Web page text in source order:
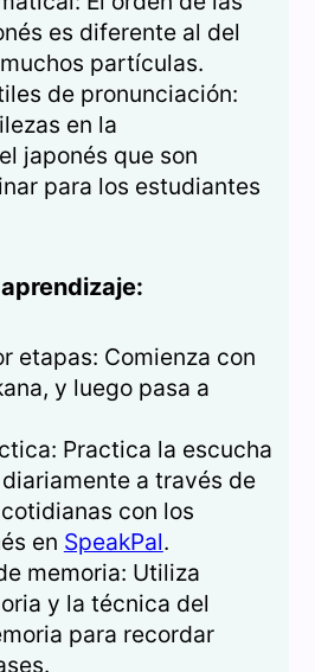
es diferente al del
partículas.
de pronunciación:
en la
japonés que son
para los estudiantes
etapas: Comienza con
y luego pasa a
Practica la escucha
a través de
con los
en SpeakPal.
memoria: Utiliza
y la técnica del
para recordar